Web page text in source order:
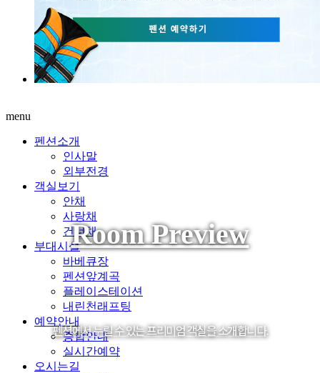
menu
펜션소개
인사말
외부전경
객실보기
안채
사랑채
건너채
부대시설
바베큐장
펜션앞계곡
플레이스테이션
내린천래프팅
예약안내
종합안내
실시간예약
오시는길
Room Preview
펜션에서 누릴 수 있는 프리미엄 객실을 소개합니다.